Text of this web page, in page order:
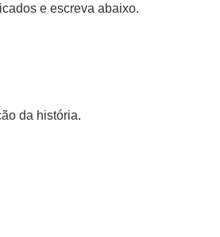
e escreva abaixo.
da história.